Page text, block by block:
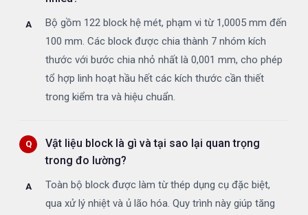
Bộ gồm 122 block hệ mét, phạm vi từ 1,0005 mm đến
100 mm. Các block được chia thành 7 nhóm kích
thước với bước chia nhỏ nhất là 0,001 mm, cho phép
tổ hợp linh hoạt hầu hết các kích thước cần thiết
trong kiểm tra và hiệu chuẩn.
Vật liệu block là gì và tại sao lại quan trọng
trong đo lường?
Toàn bộ block được làm từ thép dụng cụ đặc biệt,
qua xử lý nhiệt và ủ lão hóa. Quy trình này giúp tăng